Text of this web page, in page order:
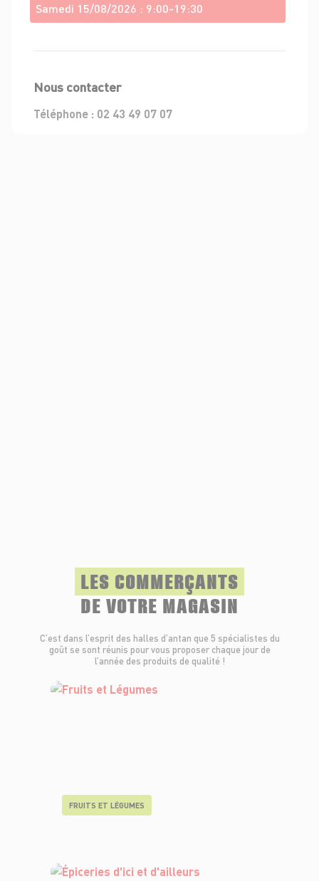
Samedi 15/08/2026 : 9:00-19:30
Nous contacter
Téléphone : 02 43 49 07 07
LES COMMERÇANTS
DE VOTRE MAGASIN
C’est dans l’esprit des halles d’antan que 5 spécialistes du
goût se sont réunis pour vous proposer chaque jour de
l’année des produits de qualité !
FRUITS ET LÉGUMES